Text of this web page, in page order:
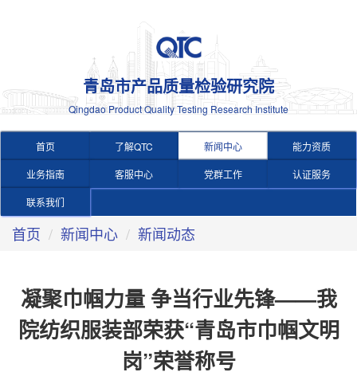
青岛市产品质量检验研究院
Qingdao Product Quality Testing Research Institute
首页 了解QTC 新闻中心 能力资质
业务指南 客服中心 党群工作 认证服务
联系我们
首页 新闻中心 新闻动态
凝聚巾帼力量 争当行业先锋——我
院纺织服装部荣获“青岛市巾帼文明
岗”荣誉称号